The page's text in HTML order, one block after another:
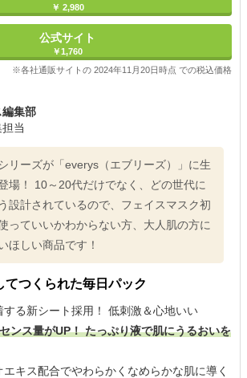
￥ 2,980
公式サイト
￥1,760
※各社通販サイトの 2024年11月20日時点 での税込価格
集部
当
リーズが「everys（エブリーズ）」に生
場！ 10～20代だけでなく、どの世代に
設計されているので、フェイスマスク初
っていいかわからない方、大人肌の方に
ほしい商品です！
てつくられた毎日パック
る新シート採用！ 低刺激＆心地いい
ンス量がUP！ たっぷり液で肌にうるおいを
キス配合でやわらかくなめらかな肌に導く